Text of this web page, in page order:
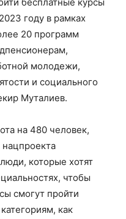
бесплатные курсы
году в рамках
20 программ
молодежи,
и социального
Муталиев.
на 480 человек,
которые хотят
чтобы
смогут пройти
как